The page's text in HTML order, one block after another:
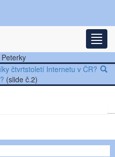
čtvrtstoletí Internetu v ČR?
(slide č.2)